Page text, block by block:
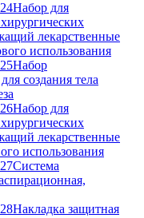
Набор для
лекарственные
использования
Набор
создания тела
Набор для
лекарственные
использования
Система
Накладка защитная